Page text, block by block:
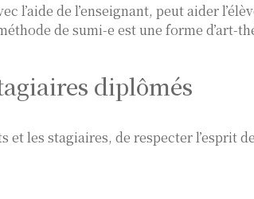
l’aide de l’enseignant, peut aider
de sumi-e est une forme d’art-
diplômés
les stagiaires, de respecter l’esprit